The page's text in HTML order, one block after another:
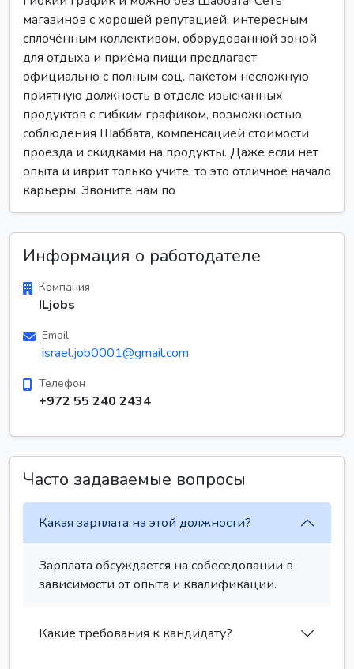
магазинов с хорошей репутацией, интересным
сплочённым коллективом, оборудованной зоной
для отдыха и приёма пищи предлагает
официально с полным соц. пакетом несложную
приятную должность в отделе изысканных
продуктов с гибким графиком, возможностью
соблюдения Шаббата, компенсацией стоимости
проезда и скидками на продукты. Даже если нет
опыта и иврит только учите, то это отличное начало
карьеры. Звоните нам по
Информация о работодателе
Компания
ILjobs
Email
israel.job0001@gmail.com
Телефон
+972 55 240 2434
Часто задаваемые вопросы
Какая зарплата на этой должности?
Зарплата обсуждается на собеседовании в
зависимости от опыта и квалификации.
Какие требования к кандидату?